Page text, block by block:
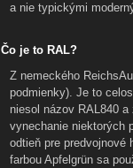
a nie typickými
Čo je to RAL?
Z nemeckého
podmienky). Je to
niesol názov RAL840
vynechanie niektorých
odtieň pre predvojnové
farbou Apfelgrün sa